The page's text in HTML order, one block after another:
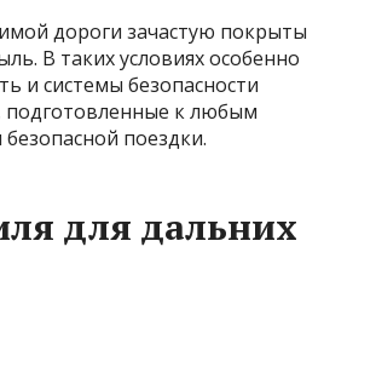
дороги зачастую покрыты
В таких условиях особенно
и системы безопасности
подготовленные к любым
поездки.
для дальних